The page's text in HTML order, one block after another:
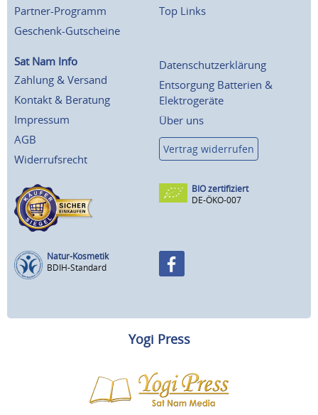
Partner-Programm
Geschenk-Gutscheine
Top Links
Sat Nam Info
Zahlung & Versand
Kontakt & Beratung
Impressum
AGB
Widerrufsrecht
Datenschutzerklärung
Entsorgung Batterien &
Elektrogeräte
Über uns
Vertrag widerrufen
BIO zertifiziert
DE-ÖKO-007
Natur-Kosmetik
BDIH-Standard
Yogi Press